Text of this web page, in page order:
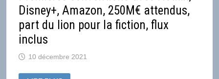
Disney+, Amazon, 250M€ attendus,
part du lion pour la fiction, flux
inclus
10 décembre 2021